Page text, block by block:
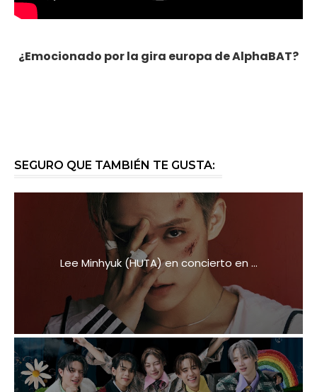
¿Emocionado por la gira europa de AlphaBAT?
SEGURO QUE TAMBIÉN TE GUSTA:
Lee Minhyuk (HUTA) en concierto en ...